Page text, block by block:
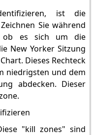
ist die
Sie während
ob es sich um die
New Yorker Sitzung
Dieses Rechteck
niedrigsten und dem
abdecken. Dieser
"kill zones" sind